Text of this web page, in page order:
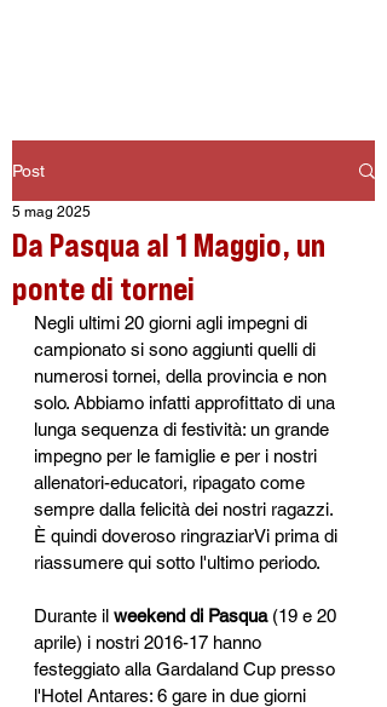
Post
Da Pasqua al 1 Maggio, un
ponte di tornei
5 mag 2025
Negli ultimi 20 giorni agli impegni di
campionato si sono aggiunti quelli di
numerosi tornei, della provincia e non
solo. Abbiamo infatti approfittato di una
lunga sequenza di festività: un grande
impegno per le famiglie e per i nostri
allenatori-educatori, ripagato come
sempre dalla felicità dei nostri ragazzi.
È quindi doveroso ringraziarVi prima di
riassumere qui sotto l'ultimo periodo.
Durante il weekend di Pasqua (19 e 20
aprile) i nostri 2016-17 hanno
festeggiato alla Gardaland Cup presso
l'Hotel Antares: 6 gare in due giorni